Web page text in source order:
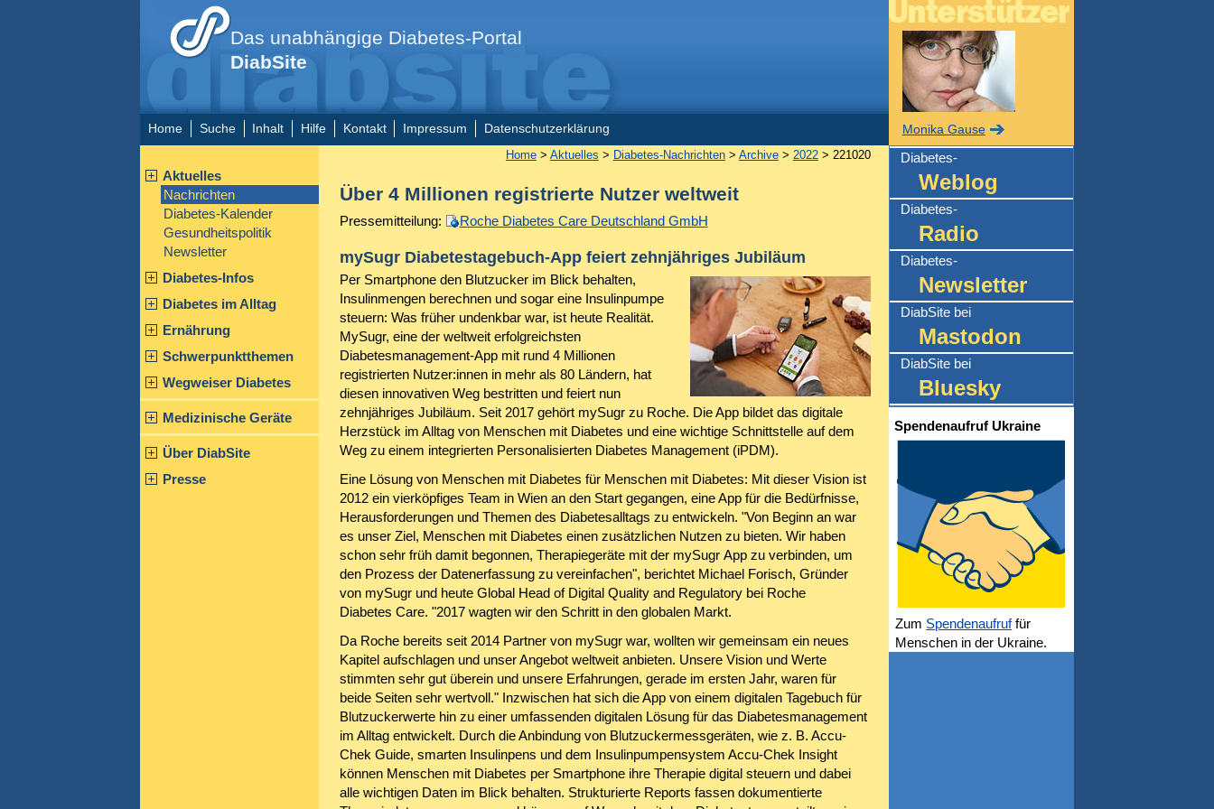
Das unabhängige Diabetes-Portal
DiabSite
Home Suche Inhalt Hilfe Kontakt Impressum Datenschutzerklärung
Aktuelles
Nachrichten
Diabetes-Kalender
Gesundheitspolitik
Newsletter
Diabetes-Infos
Diabetes im Alltag
Ernährung
Schwerpunktthemen
Wegweiser Diabetes
Medizinische Geräte
Über DiabSite
Presse
Home> Aktuelles > Diabetes-Nachrichten> Archive> 2022> 221020
Über 4 Millionen registrierte Nutzer weltweit
Pressemitteilung: Roche Diabetes Care Deutschland GmbH
mySugr Diabetestagebuch-App feiert zehnjähriges Jubiläum
Per Smartphone den Blutzucker im Blick behalten,
Insulinmengen berechnen und sogar eine Insulinpumpe
steuern: Was früher undenkbar war, ist heute Realität.
MySugr, eine der weltweit erfolgreichsten
Diabetesmanagement-App mit rund 4 Millionen
registrierten Nutzer:innen in mehr als 80 Ländern, hat
diesen innovativen Weg bestritten und feiert nun
zehnjähriges Jubiläum. Seit 2017 gehört mySugr zu Roche. Die App bildet das digitale
Herzstück im Alltag von Menschen mit Diabetes und eine wichtige Schnittstelle auf dem
Weg zu einem integrierten Personalisierten Diabetes Management (iPDM).
Eine Lösung von Menschen mit Diabetes für Menschen mit Diabetes: Mit dieser Vision ist
2012 ein vierköpfiges Team in Wien an den Start gegangen, eine App für die Bedürfnisse,
Herausforderungen und Themen des Diabetesalltags zu entwickeln. "Von Beginn an war
es unser Ziel, Menschen mit Diabetes einen zusätzlichen Nutzen zu bieten. Wir haben
schon sehr früh damit begonnen, Therapiegeräte mit der mySugr App zu verbinden, um
den Prozess der Datenerfassung zu vereinfachen", berichtet Michael Forisch, Gründer
von mySugr und heute Global Head of Digital Quality and Regulatory bei Roche
Diabetes Care. "2017 wagten wir den Schritt in den globalen Markt.
Da Roche bereits seit 2014 Partner von mySugr war, wollten wir gemeinsam ein neues
Kapitel aufschlagen und unser Angebot weltweit anbieten. Unsere Vision und Werte
stimmten sehr gut überein und unsere Erfahrungen, gerade im ersten Jahr, waren für
beide Seiten sehr wertvoll." Inzwischen hat sich die App von einem digitalen Tagebuch für
Blutzuckerwerte hin zu einer umfassenden digitalen Lösung für das Diabetesmanagement
im Alltag entwickelt. Durch die Anbindung von Blutzuckermessgeräten, wie z. B. Accu-
Chek Guide, smarten Insulinpens und dem Insulinpumpensystem Accu-Chek Insight
können Menschen mit Diabetes per Smartphone ihre Therapie digital steuern und dabei
alle wichtigen Daten im Blick behalten. Strukturierte Reports fassen dokumentierte
Monika Gause
Diabetes-
Weblog
Diabetes-
Radio
Diabetes-
Newsletter
DiabSite bei
Mastodon
DiabSite bei
Bluesky
Spendenaufruf Ukraine
Zum Spendenaufruffür
Menschen in der Ukraine.